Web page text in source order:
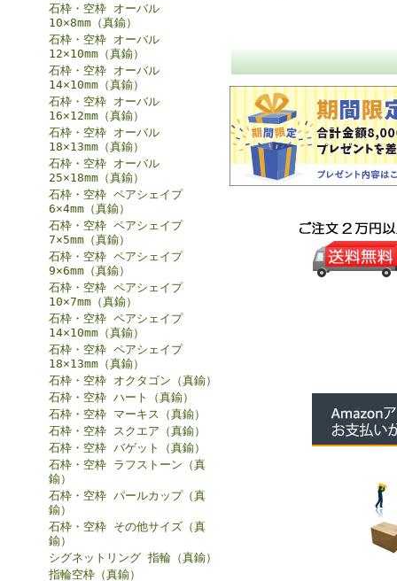
石枠・空枠 オーバル
10×8mm（真鍮）
石枠・空枠 オーバル
12×10mm（真鍮）
石枠・空枠 オーバル
14×10mm（真鍮）
石枠・空枠 オーバル
16×12mm（真鍮）
石枠・空枠 オーバル
18×13mm（真鍮）
石枠・空枠 オーバル
25×18mm（真鍮）
石枠・空枠 ペアシェイプ
6×4mm（真鍮）
石枠・空枠 ペアシェイプ
7×5mm（真鍮）
石枠・空枠 ペアシェイプ
9×6mm（真鍮）
石枠・空枠 ペアシェイプ
10×7mm（真鍮）
石枠・空枠 ペアシェイプ
14×10mm（真鍮）
石枠・空枠 ペアシェイプ
18×13mm（真鍮）
石枠・空枠 オクタゴン（真鍮）
石枠・空枠 ハート（真鍮）
石枠・空枠 マーキス（真鍮）
石枠・空枠 スクエア（真鍮）
石枠・空枠 バゲット（真鍮）
石枠・空枠 ラフストーン（真
鍮）
石枠・空枠 パールカップ（真
鍮）
石枠・空枠 その他サイズ（真
鍮）
シグネットリング 指輪（真鍮）
指輪空枠（真鍮）